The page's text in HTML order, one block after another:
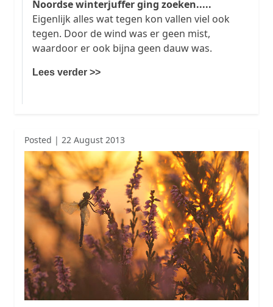
Noordse winterjuffer ging zoeken.....
Eigenlijk alles wat tegen kon vallen viel ook
tegen. Door de wind was er geen mist,
waardoor er ook bijna geen dauw was.
Lees verder >>
Posted | 22 August 2013